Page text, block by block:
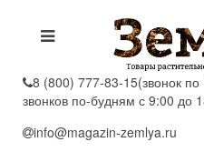
8 (800) 777-83-15(звонок
звонков по-будням с 9:00 до
info@magazin-zemlya.ru